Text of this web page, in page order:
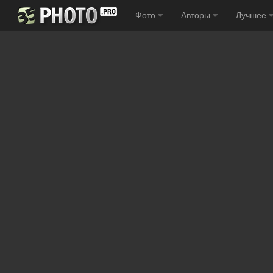
Фото Авторы Лучшее